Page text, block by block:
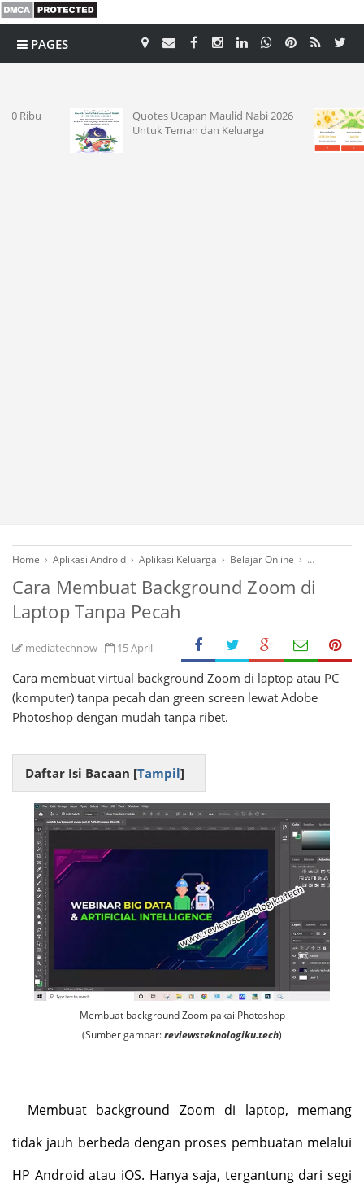
PAGES
Quotes Ucapan Maulid Nabi 2026
Untuk Teman dan Keluarga
Kode
Saldo
Home › Aplikasi Android › Aplikasi Keluarga › Belajar Online › Desain
Cara Membuat Background Zoom di
Laptop Tanpa Pecah
mediatechnow 15 April
Cara membuat virtual background Zoom di laptop atau PC
(komputer) tanpa pecah dan green screen lewat Adobe
Photoshop dengan mudah tanpa ribet.
Daftar Isi Bacaan [Tampil]
Membuat background Zoom pakai Photoshop
(Sumber gambar:reviewsteknologiku.tech)
Membuat background Zoom di laptop, memang
tidak jauh berbeda dengan proses pembuatan melalui
HP Android atau iOS. Hanya saja, tergantung dari segi